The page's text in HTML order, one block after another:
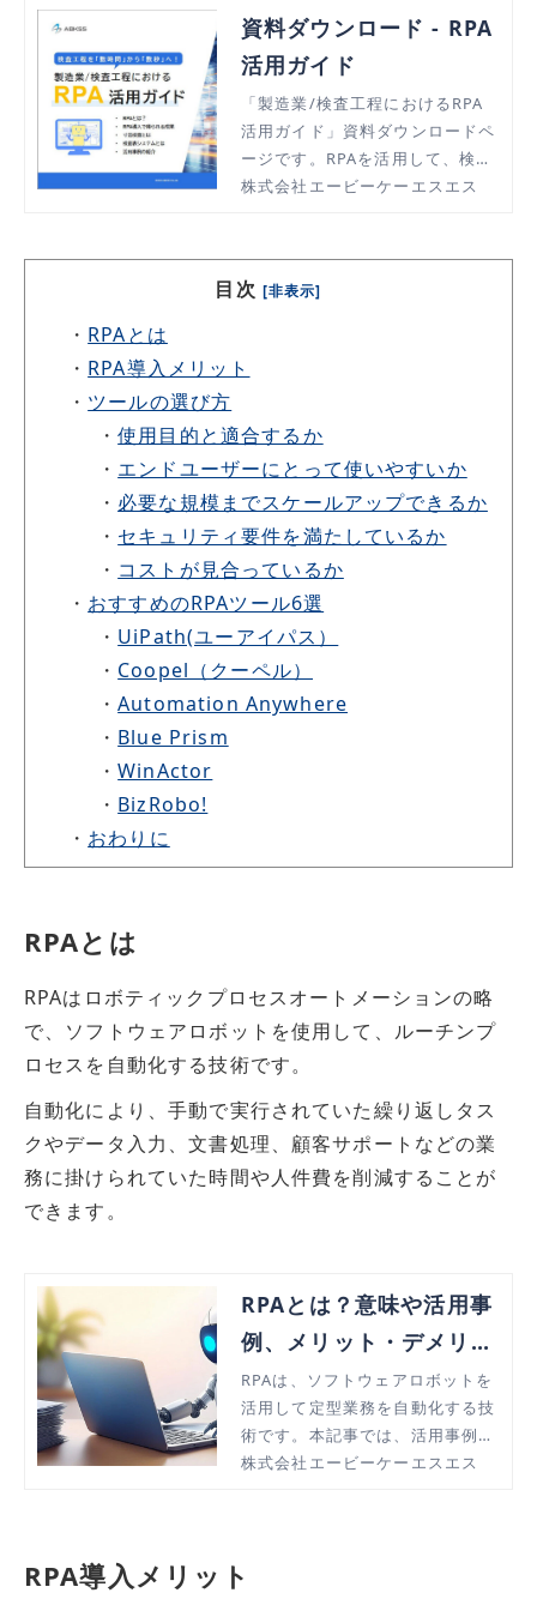
Aについて総合的に解説します。
資料ダウンロード - RPA
活用ガイド
「製造業/検査工程におけるRPA
活用ガイド」資料ダウンロードペ
ージです。RPAを活用して、検査
工程を「数時間」から「数秒」に
用事例など幅広く説明いたしま
株式会社エービーケーエスエス
目次 [非表示]
・ RPAとは
・ RPA導入メリット
・ ツールの選び方
・使用目的と適合するか
・ エンドユーザーにとって使いやすいか
・ 必要な規模までスケールアップできるか
・ セキュリティ要件を満たしているか
・ コストが見合っているか
・ おすすめのRPAツール6選
・ UiPath(ユーアイパス）
・ Coopel（クーペル）
・Automation Anywhere
・ Blue Prism
・WinActor
・ BizRobo!
・ おわりに
RPAとは
RPAはロボティックプロセスオートメーションの略
で、ソフトウェアロボットを使用して、ルーチンプ
ロセスを自動化する技術です。
自動化により、手動で実行されていた繰り返しタス
クやデータ入力、文書処理、顧客サポートなどの業
務に掛けられていた時間や人件費を削減することが
できます。
RPAとは？意味や活用事
例、メリット・デメリッ
ト、主要ツールまで紹介
RPAは、ソフトウェアロボットを
活用して定型業務を自動化する技
術です。本記事では、活用事例、
導入するメリット・デメリット、
株式会社エービーケーエスエス
RPA導入メリット